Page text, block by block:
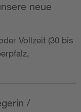
neue
Vollzeit (30 bis
/